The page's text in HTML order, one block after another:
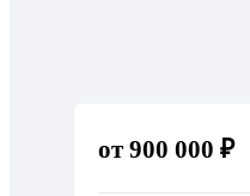
от 900 000 ₽